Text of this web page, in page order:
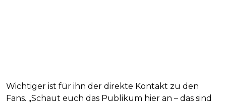
Wichtiger ist für ihn der direkte Kontakt zu den
Fans. „Schaut euch das Publikum hier an – das sind